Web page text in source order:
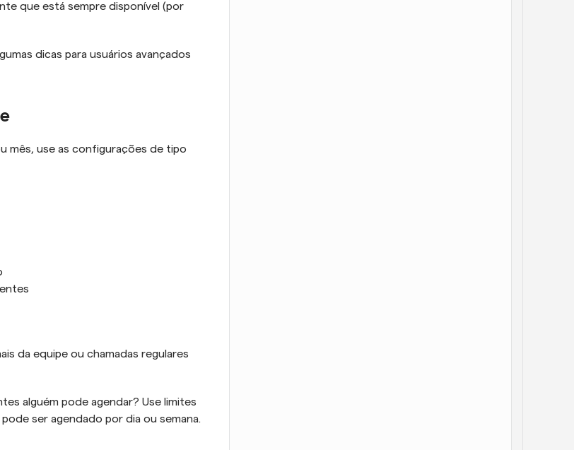
que está sempre disponível (por
dicas para usuários avançados
mês, use as configurações de tipo
da equipe ou chamadas regulares
alguém pode agendar? Use limites
ser agendado por dia ou semana.